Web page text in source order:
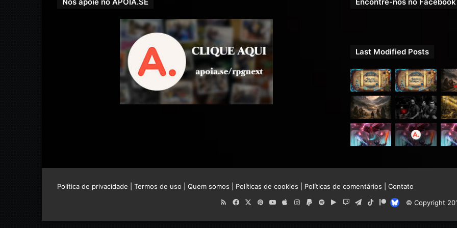
Last Modified Posts
Política de privacidade Termos de uso Quem somos Políticas de cookies Políticas de comentários
Contato
© Copyright
RSSFacebook
X PinterestYouTube
AppleInstagram
PaypalSpotifyGoogleTwitchTelegram
TikTokPatreonBluesky